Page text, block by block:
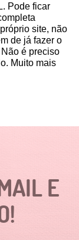
Pode ficar
site, não
de já fazer o
é preciso
Muito mais
E